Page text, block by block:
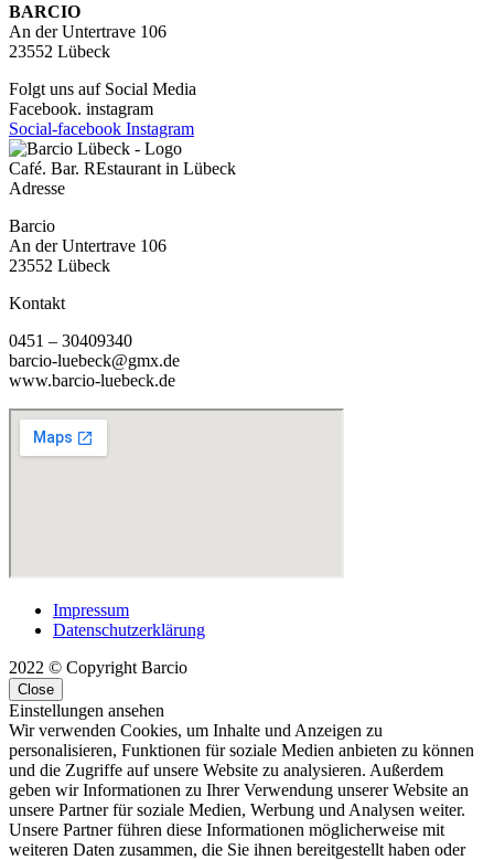
BARCIO
An der Untertrave 106
23552 Lübeck
Folgt uns auf Social Media
Facebook. instagram
Social-facebook Instagram
Café. Bar. REstaurant in Lübeck
Adresse
Barcio
An der Untertrave 106
23552 Lübeck
Kontakt
0451 – 30409340
barcio-luebeck@gmx.de
www.barcio-luebeck.de
Impressum
Datenschutzerklärung
2022 © Copyright Barcio
Close
Einstellungen ansehen
Wir verwenden Cookies, um Inhalte und Anzeigen zu
personalisieren, Funktionen für soziale Medien anbieten zu können
und die Zugriffe auf unsere Website zu analysieren. Außerdem
geben wir Informationen zu Ihrer Verwendung unserer Website an
unsere Partner für soziale Medien, Werbung und Analysen weiter.
Unsere Partner führen diese Informationen möglicherweise mit
weiteren Daten zusammen, die Sie ihnen bereitgestellt haben oder